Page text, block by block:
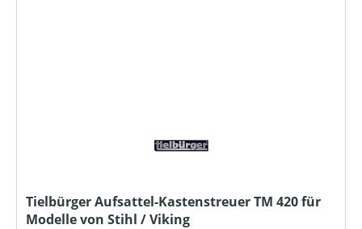
Tielbürger Aufsattel-Kastenstreuer TM 420 für
Modelle von Stihl / Viking